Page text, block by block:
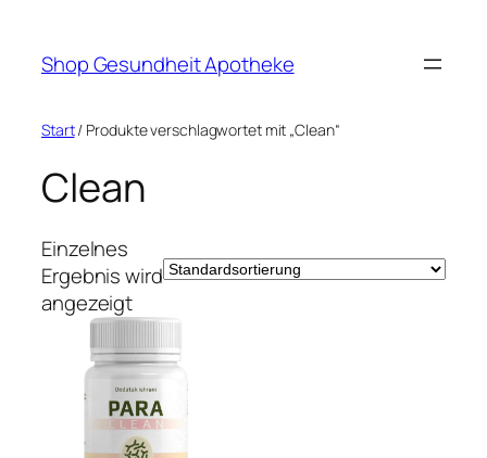
springen
Shop Gesundheit Apotheke
Start/ Produkte verschlagwortet mit „Clean“
Clean
Einzelnes
Ergebnis wird
angezeigt